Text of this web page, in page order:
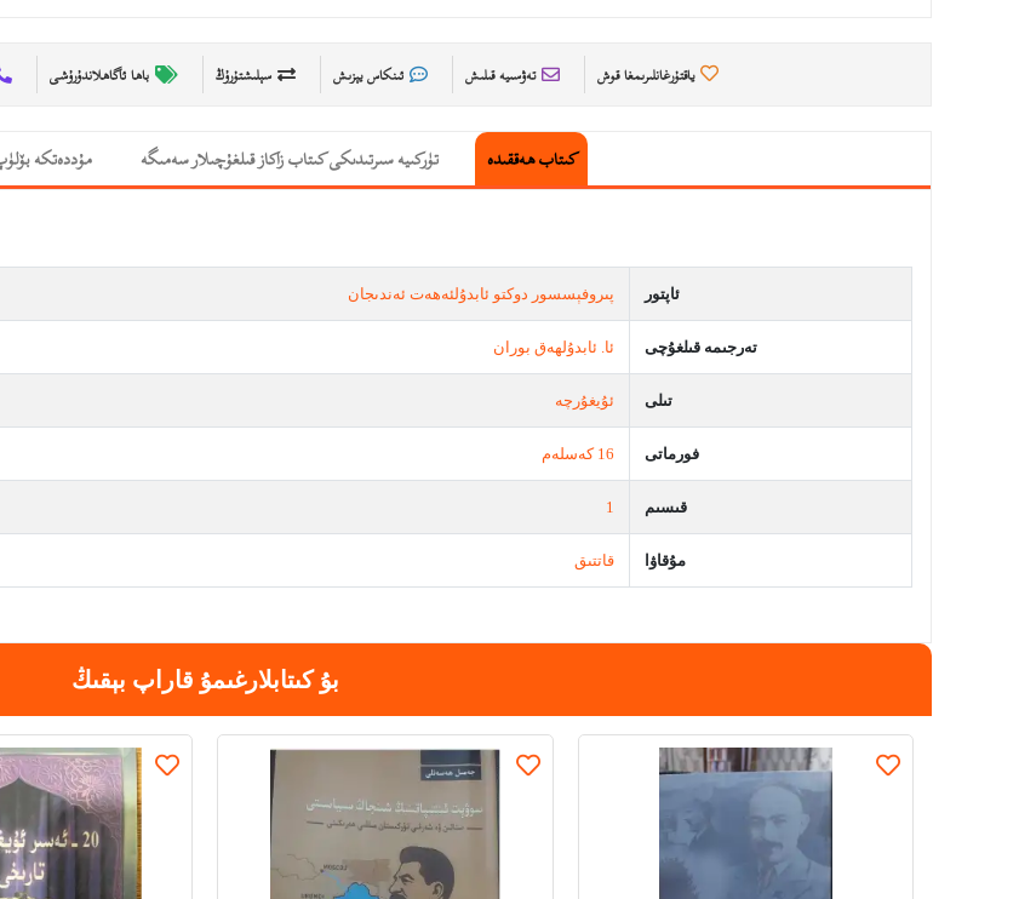
ياقتۇرغانلىرىمغا قوش تەۋسىيە قىلىش ئىنكاس يېزىش سېلىشتۇرۇڭ باھا ئاگاھلاندۇرۇشى
كىتاب ھەققىدە تۈركىيە سىرتىدىكى كىتاب زاكاز قىلغۇچىلار سەمىگە مۇددەتكە
ئاپتور پىروفېسسور دوكتو ئابدۇلئەھەت ئەندىجان
تەرجىمە قىلغۇچى ئا. ئابدۇلھەق بوران
تىلى ئۇيغۇرچە
فورماتى 16 كەسلەم
قىسىم 1
مۇقاۋا قاتتىق
بۇ كىتابلارغىمۇ قاراپ بېقىڭ